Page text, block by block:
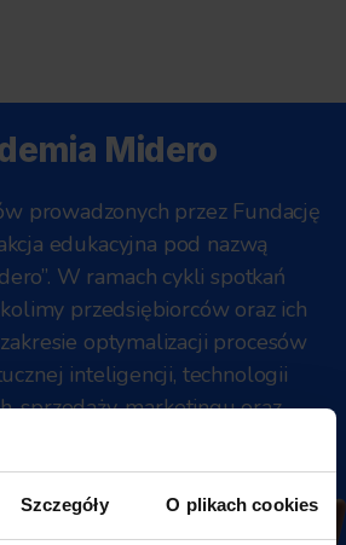
Szczegóły O plikach cookies
Midero
prowadzonych przez Fundację
edukacyjna pod nazwą
W ramach cykli spotkań
przedsiębiorców oraz ich
optymalizacji procesów
inteligencji, technologii
sprzedaży, marketingu oraz
Zarejestuj się